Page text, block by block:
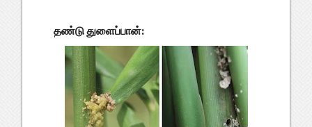
தண்டு துளைப்பான்: